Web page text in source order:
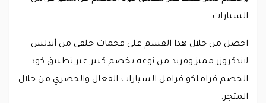
السيارات.
احصل من خلال هذا القسم على فحمات خلفي من أندلس
لاندكروزر مميز وفريد من نوعه بخصم كبير عبر تطبيق كود
الخصم فراملكو فرامل السيارات الفعال والحصري من خلال
المتجر.